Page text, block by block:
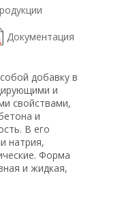
Документация
добавку в
и
свойствами,
и
В его
натрия,
Форма
и жидкая,